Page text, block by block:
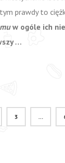
prawdy to
w ogóle ich
…
3 …